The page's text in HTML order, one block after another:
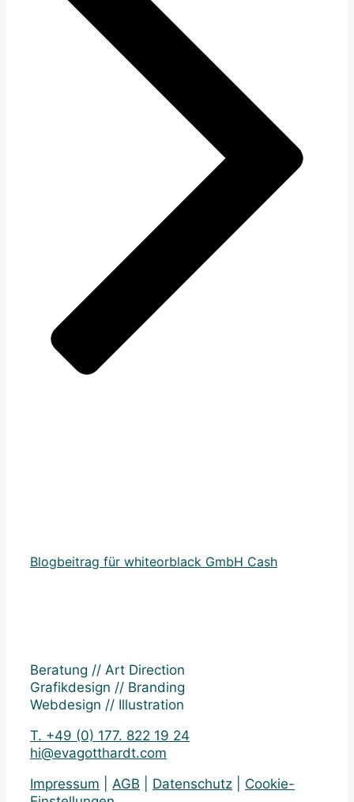
Blogbeitrag für whiteorblack GmbH Cash
Beratung // Art Direction
Grafikdesign // Branding
Webdesign // Illustration
T. +49 (0) 177. 822 19 24
hi@evagotthardt.com
Impressum
AGB Datenschutz
Cookie-